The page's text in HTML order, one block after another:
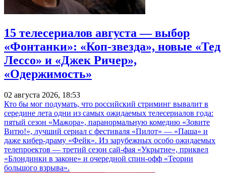
15 телесериалов августа — выбор
«Фонтанки»: «Коп-звезда», новые «Тед
Лессо» и «Джек Ричер»,
«Одержимость»
02 августа 2026, 18:53
Кто бы мог подумать, что российский стриминг вывалит в
середине лета одни из самых ожидаемых телесериалов года:
пятый сезон «Мажора», паранормальную комедию «Зовите
Витю!», лучший сериал с фестиваля «Пилот» — «Паша» и
даже кибер-драму «Фейк». Из зарубежных особо ожидаемых
телепроектов — третий сезон сай-фая «Укрытие», приквел
«Блондинки в законе» и очередной спин-офф «Теории
большого взрыва».